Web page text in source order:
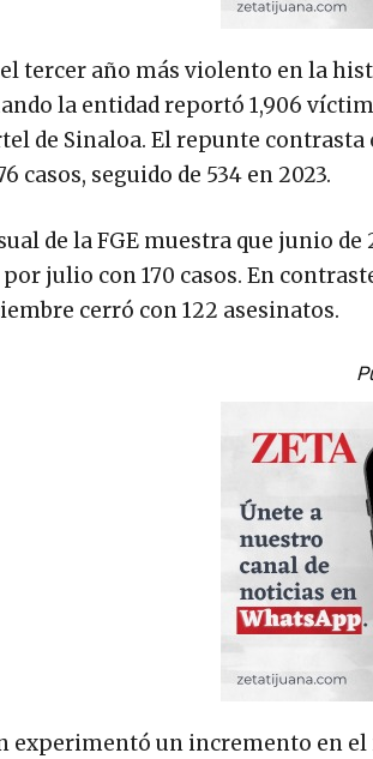
tercer año más violento en la
la entidad reportó 1,906
de Sinaloa. El repunte
casos, seguido de 534 en 2023.
de la FGE muestra que junio
julio con 170 casos. En
cerró con 122 asesinatos.
experimentó un incremento en